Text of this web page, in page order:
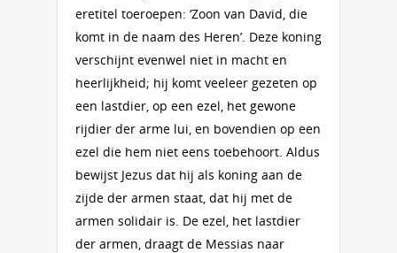
eretitel toeroepen: ‘Zoon van David, die
komt in de naam des Heren’. Deze koning
verschijnt evenwel niet in macht en
heerlijkheid; hij komt veeleer gezeten op
een lastdier, op een ezel, het gewone
rijdier der arme lui, en bovendien op een
ezel die hem niet eens toebehoort. Aldus
bewijst Jezus dat hij als koning aan de
zijde der armen staat, dat hij met de
armen solidair is. De ezel, het lastdier
der armen, draagt de Messias naar